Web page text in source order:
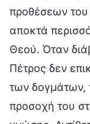
προθέσεων του
αποκτά
Θεού. Όταν
Πέτρος δεν
των δογμάτων,
προσοχή του